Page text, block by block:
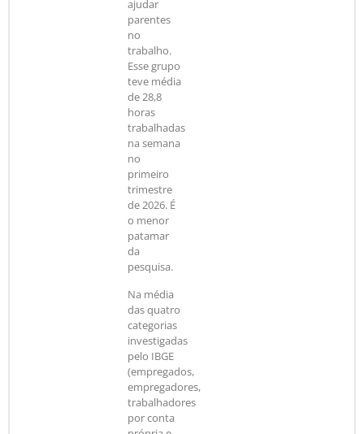
ajudar
parentes
no
trabalho.
Esse grupo
teve média
de 28,8
horas
trabalhadas
na semana
no
primeiro
trimestre
de 2026. É
o menor
patamar
da
pesquisa.
Na média
das quatro
categorias
investigadas
pelo IBGE
(empregados,
empregadores,
trabalhadores
por conta